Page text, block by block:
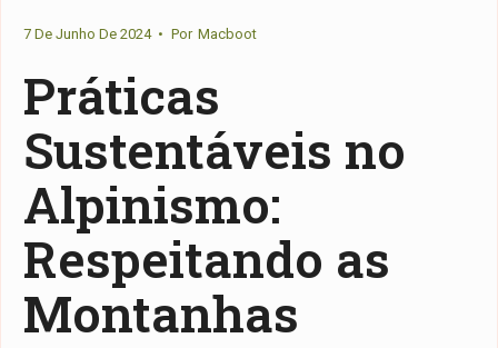
7 De Junho De 2024 • Por Macboot
Práticas
Sustentáveis no
Alpinismo:
Respeitando as
Montanhas